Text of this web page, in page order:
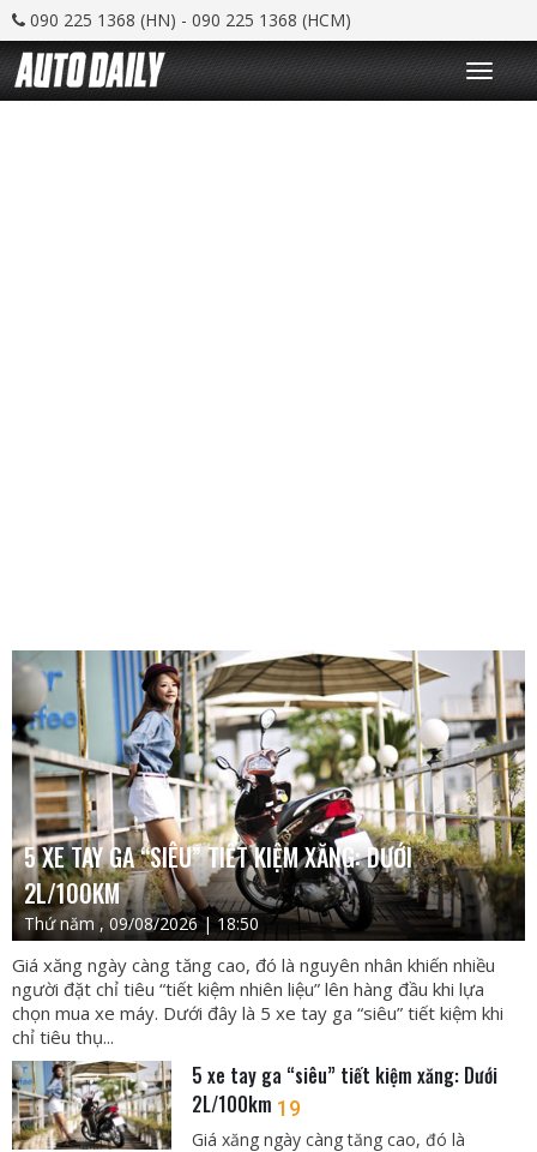
090 225 1368 (HN) - 090 225 1368 (HCM)
T
o
g
5 XE TAY GA “SIÊU” TIẾT KIỆM XĂNG: DƯỚI
2L/100KM
Thứ năm , 09/08/2026 | 18:50
Giá xăng ngày càng tăng cao, đó là nguyên nhân khiến nhiều
người đặt chỉ tiêu “tiết kiệm nhiên liệu” lên hàng đầu khi lựa
chọn mua xe máy. Dưới đây là 5 xe tay ga “siêu” tiết kiệm khi
chỉ tiêu thụ...
5 xe tay ga “siêu” tiết kiệm xăng: Dưới
2L/100km 19
Giá xăng ngày càng tăng cao, đó là